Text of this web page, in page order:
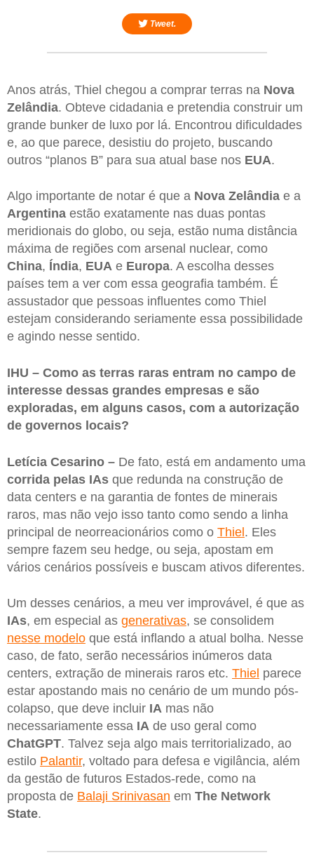
Tweet.
Anos atrás, Thiel chegou a comprar terras na Nova
Zelândia. Obteve cidadania e pretendia construir um
grande bunker de luxo por lá. Encontrou dificuldades
e, ao que parece, desistiu do projeto, buscando
outros “planos B” para sua atual base nos EUA.
Algo importante de notar é que a Nova Zelândia e a
Argentina estão exatamente nas duas pontas
meridionais do globo, ou seja, estão numa distância
máxima de regiões com arsenal nuclear, como
China, Índia, EUA e Europa. A escolha desses
países tem a ver com essa geografia também. É
assustador que pessoas influentes como Thiel
estejam considerando seriamente essa possibilidade
e agindo nesse sentido.
IHU – ⁠Como as terras raras entram no campo de
interesse dessas grandes empresas e são
exploradas, em alguns casos, com a autorização
de governos locais?
Letícia Cesarino – De fato, está em andamento uma
corrida pelas IAs que redunda na construção de
data centers e na garantia de fontes de minerais
raros, mas não vejo isso tanto como sendo a linha
principal de neorreacionários como o Thiel. Eles
sempre fazem seu hedge, ou seja, apostam em
vários cenários possíveis e buscam ativos diferentes.
Um desses cenários, a meu ver improvável, é que as
IAs, em especial as generativas, se consolidem
nesse modelo que está inflando a atual bolha. Nesse
caso, de fato, serão necessários inúmeros data
centers, extração de minerais raros etc. Thiel parece
estar apostando mais no cenário de um mundo pós-
colapso, que deve incluir IA mas não
necessariamente essa IA de uso geral como
ChatGPT. Talvez seja algo mais territorializado, ao
estilo Palantir, voltado para defesa e vigilância, além
da gestão de futuros Estados-rede, como na
proposta de Balaji Srinivasan em The Network
State.